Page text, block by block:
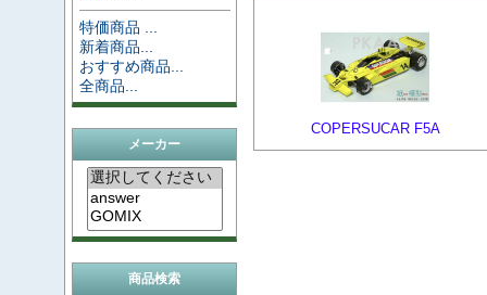
特価商品 ...
新着商品...
おすすめ商品...
全商品...
メーカー
商品検索
COPERSUCAR F5A